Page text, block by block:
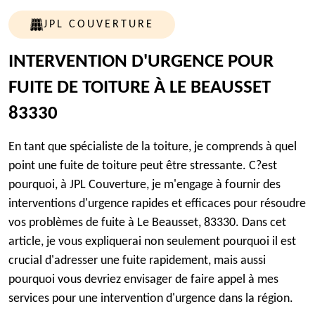
JPL COUVERTURE
INTERVENTION D'URGENCE POUR
FUITE DE TOITURE À LE BEAUSSET
83330
En tant que spécialiste de la toiture, je comprends à quel
point une fuite de toiture peut être stressante. C?est
pourquoi, à JPL Couverture, je m'engage à fournir des
interventions d'urgence rapides et efficaces pour résoudre
vos problèmes de fuite à Le Beausset, 83330. Dans cet
article, je vous expliquerai non seulement pourquoi il est
crucial d'adresser une fuite rapidement, mais aussi
pourquoi vous devriez envisager de faire appel à mes
services pour une intervention d'urgence dans la région.